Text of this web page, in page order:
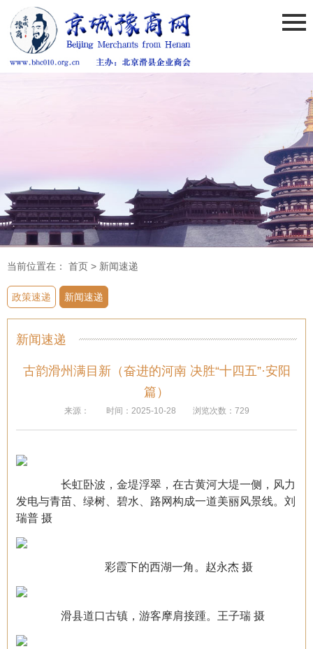
当前位置在： 首页 > 新闻速递
政策速递 新闻速递
新闻速递
古韵滑州满目新（奋进的河南 决胜“十四五”·安阳
篇）
来源： 时间：2025-10-28 浏览次数：729
长虹卧波，金堤浮翠，在古黄河大堤一侧，风力
发电与青苗、绿树、碧水、路网构成一道美丽风景线。刘
瑞普 摄
彩霞下的西湖一角。赵永杰 摄
滑县道口古镇，游客摩肩接踵。王子瑞 摄